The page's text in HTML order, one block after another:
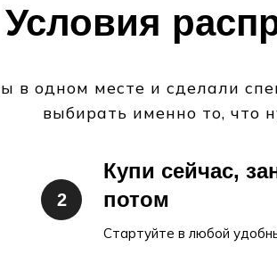
Условия
в одном месте и сделали
выбирать именно то, что
Купи сейчас,
потом
Стартуйте в любой